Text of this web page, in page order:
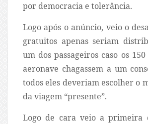
por democracia e tolerância.
Logo após o anúncio, veio o
gratuitos apenas seriam
um dos passageiros caso os
aeronave chagassem a um
todos eles deveriam escolher o
da viagem “presente”.
Logo de cara veio a primeira